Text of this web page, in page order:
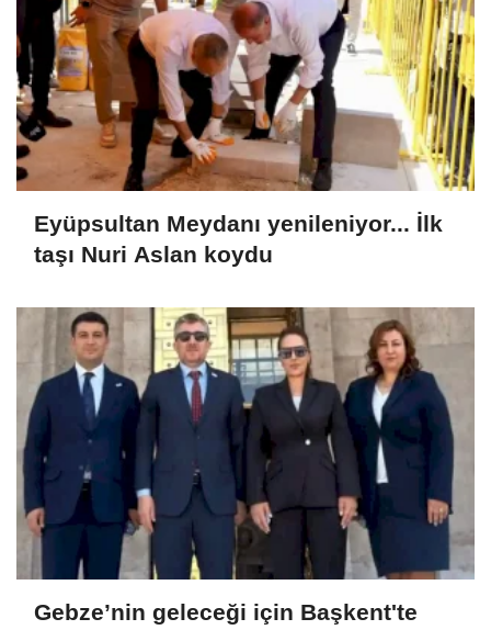
Eyüpsultan Meydanı yenileniyor... İlk
taşı Nuri Aslan koydu
Gebze’nin geleceği için Başkent'te